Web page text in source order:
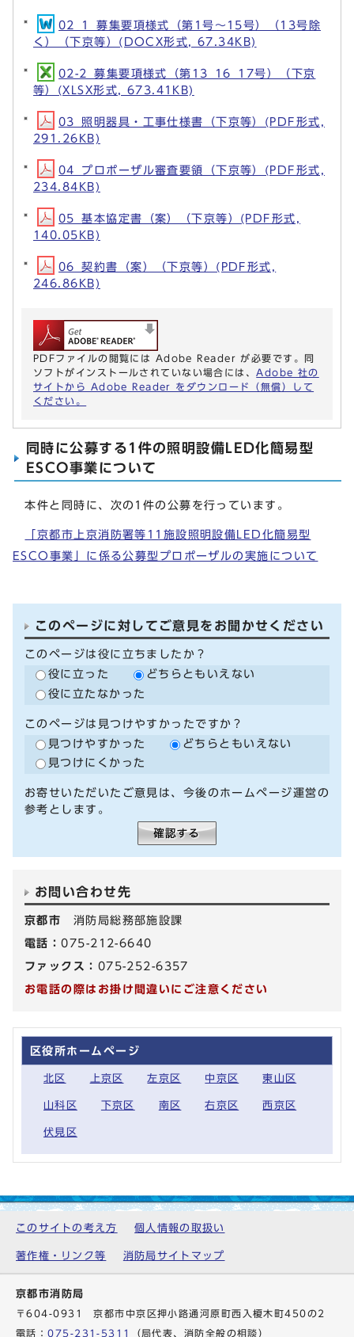
02_1_募集要項様式（第1号～15号）（13号除
く）（下京等）(DOCX形式, 67.34KB)
02-2_募集要項様式（第13_16_17号）（下京
等）(XLSX形式, 673.41KB)
03_照明器具・工事仕様書（下京等）(PDF形式,
291.26KB)
04_プロポーザル審査要領（下京等）(PDF形式,
234.84KB)
05_基本協定書（案）（下京等）(PDF形式,
140.05KB)
06_契約書（案）（下京等）(PDF形式,
246.86KB)
PDFファイルの閲覧には Adobe Reader が必要です。同
ソフトがインストールされていない場合には、 Adobe 社の
サイトから Adobe Reader をダウンロード（無償）して
ください。
同時に公募する1件の照明設備LED化簡易型
ESCO事業について
本件と同時に、次の1件の公募を行っています。
「京都市上京消防署等11施設照明設備LED化簡易型
ESCO事業」に係る公募型プロポーザルの実施について
このページに対してご意見をお聞かせください
このページは役に立ちましたか？
役に立った
どちらともいえない
役に立たなかった
このページは見つけやすかったですか？
見つけやすかった
どちらともいえない
見つけにくかった
お寄せいただいたご意見は、今後のホームページ運営の
参考とします。
お問い合わせ先
京都市 消防局総務部施設課
電話：075-212-6640
ファックス： 075-252-6357
お電話の際はお掛け間違いにご注意ください
区役所ホームページ
北区 上京区 左京区 中京区 東山区
山科区 下京区 南区 右京区 西京区
伏見区
このサイトの考え方 個人情報の取扱い
著作権・リンク等 消防局サイトマップ
京都市消防局
〒604-0931 京都市中京区押小路通河原町西入榎木町450の2
電話：075-231-5311 （局代表、消防全般の相談）